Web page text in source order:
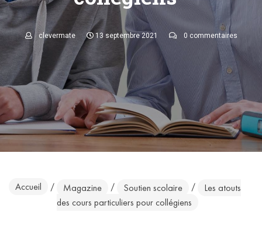
clevermate 13 septembre 2021 0 commentaires
Accueil / Magazine / Soutien scolaire /
Les atouts
des cours particuliers pour collégiens